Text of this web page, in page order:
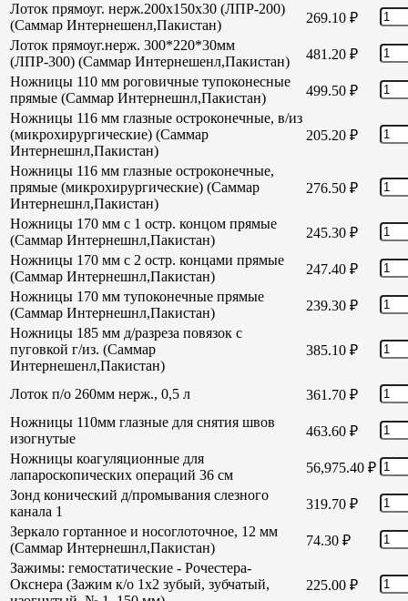
Лоток прямоуг. нерж.200х150х30 (ЛПР-200)
(Саммар Интернешенл,Пакистан)
269.10 ₽
Лоток прямоуг.нерж. 300*220*30мм
(ЛПР-300) (Саммар Интернешенл,Пакистан)
481.20 ₽
Ножницы 110 мм роговичные тупоконесные
прямые (Саммар Интернешнл,Пакистан)
499.50 ₽
Ножницы 116 мм глазные остроконечные, в/из
(микрохирургические) (Саммар
Интернешнл,Пакистан)
205.20 ₽
Ножницы 116 мм глазные остроконечные,
прямые (микрохирургические) (Саммар
Интернешнл,Пакистан)
276.50 ₽
Ножницы 170 мм с 1 остр. концом прямые
(Саммар Интернешнл,Пакистан)
245.30 ₽
Ножницы 170 мм с 2 остр. концами прямые
(Саммар Интернешнл,Пакистан)
247.40 ₽
Ножницы 170 мм тупоконечные прямые
(Саммар Интернешнл,Пакистан)
239.30 ₽
Ножницы 185 мм д/разреза повязок с
пуговкой г/из. (Саммар
Интернешенл,Пакистан)
385.10 ₽
Лоток п/о 260мм нерж., 0,5 л 361.70 ₽
Ножницы 110мм глазные для снятия швов
изогнутые
463.60 ₽
Ножницы коагуляционные для
лапароскопических операций 36 см
56,975.40 ₽
Зонд конический д/промывания слезного
канала 1
319.70 ₽
Зеркало гортанное и носоглоточное, 12 мм
(Саммар Интернешнл,Пакистан)
74.30 ₽
Зажимы: гемостатические - Рочестера-
Окснера (Зажим к/о 1х2 зубый, зубчатый,
225.00 ₽